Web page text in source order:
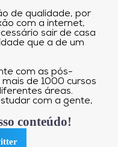
de qualidade, por
com a internet,
sair de casa
que a de um
com as pós-
de 1000 cursos
áreas.
com a gente,
conteúdo!